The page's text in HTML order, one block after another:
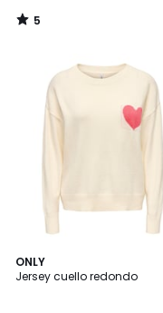
5
/
ONLY
Jersey cuello redondo
4
/
3
Colores